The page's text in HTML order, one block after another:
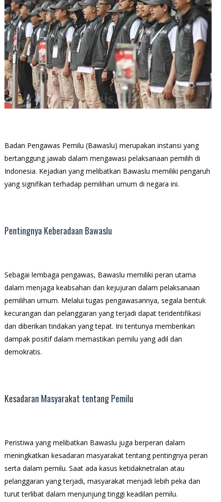
Badan Pengawas Pemilu (Bawaslu) merupakan instansi yang
bertanggung jawab dalam mengawasi pelaksanaan pemilih di
Indonesia. Kejadian yang melibatkan Bawaslu memiliki pengaruh
yang signifikan terhadap pemilihan umum di negara ini.
Pentingnya Keberadaan Bawaslu
Sebagai lembaga pengawas, Bawaslu memiliki peran utama
dalam menjaga keabsahan dan kejujuran dalam pelaksanaan
pemilihan umum. Melalui tugas pengawasannya, segala bentuk
kecurangan dan pelanggaran yang terjadi dapat teridentifikasi
dan diberikan tindakan yang tepat. Ini tentunya memberikan
dampak positif dalam memastikan pemilu yang adil dan
demokratis.
Kesadaran Masyarakat tentang Pemilu
Peristiwa yang melibatkan Bawaslu juga berperan dalam
meningkatkan kesadaran masyarakat tentang pentingnya peran
serta dalam pemilu. Saat ada kasus ketidaknetralan atau
pelanggaran yang terjadi, masyarakat menjadi lebih peka dan
turut terlibat dalam menjunjung tinggi keadilan pemilu.